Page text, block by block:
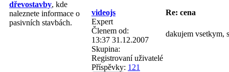
dřevostavby, kde
naleznete informace o
pasivních stavbách.
videojs
Re: cena
Expert
Členem od:
13:37 31.12.2007
Skupina:
Registrovaní uživatelé
Příspěvky: 121
dakujem vsetkym,